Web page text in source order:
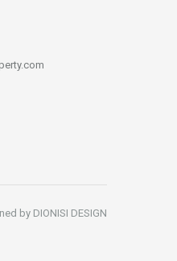
by DIONISI DESIGN